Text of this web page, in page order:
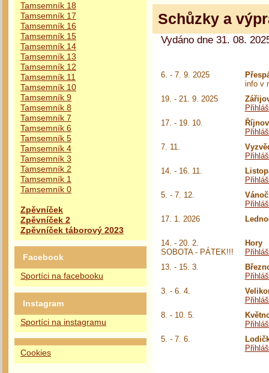
Tamsemník 18
Tamsemník 17
Tamsemník 16
Tamsemník 15
Tamsemník 14
Tamsemník 13
Tamsemník 12
Tamsemník 11
Tamsemník 10
Tamsemník 9
Tamsemník 8
Tamsemník 7
Tamsemník 6
Tamsemník 5
Tamsemník 4
Tamsemník 3
Tamsemník 2
Tamsemník 1
Tamsemník 0
Zpěvníček
Zpěvníček 2
Zpěvníček táborový 2023
Facebook
Sportíci na facebooku
Instagram
Sportíci na instagramu
Cookies
Schůzky a
Vydáno dne 31. 08.
6. - 7. 9. 2025
info v
19. - 21. 9. 2025
17. - 19. 10.
7. 11.
14. - 16. 11.
5. - 7. 12.
17. 1. 2026
14. - 20. 2.
SOBOTA - PÁTEK!!!
Hory
13. - 15. 3.
3. - 6. 4.
8. - 10. 5.
5. - 7. 6.